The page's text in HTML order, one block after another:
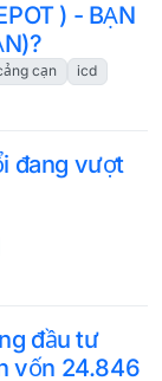
) - BẠN
cạn
icd
đang vượt
đầu tư
vốn 24.846